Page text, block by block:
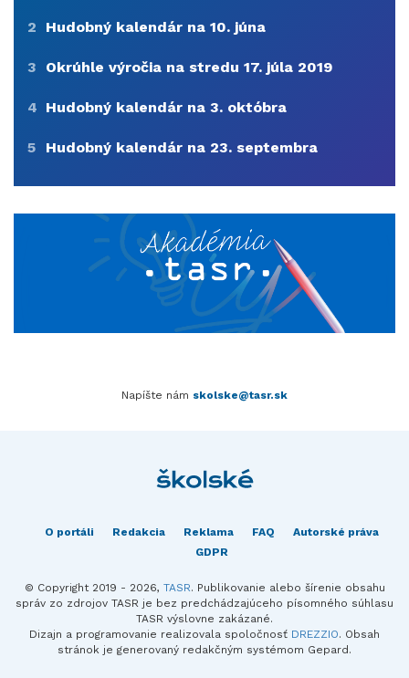
2 Hudobný kalendár na 10. júna
3 Okrúhle výročia na stredu 17. júla 2019
4 Hudobný kalendár na 3. októbra
5 Hudobný kalendár na 23. septembra
Napíšte nám skolske@tasr.sk
O portáli Redakcia Reklama FAQ
Autorské práva
GDPR
© Copyright 2019 - 2026, TASR. Publikovanie alebo šírenie obsahu
správ zo zdrojov TASR je bez predchádzajúceho písomného súhlasu
TASR výslovne zakázané.
Dizajn a programovanie realizovala spoločnosť DREZZIO. Obsah
stránok je generovaný redakčným systémom Gepard.